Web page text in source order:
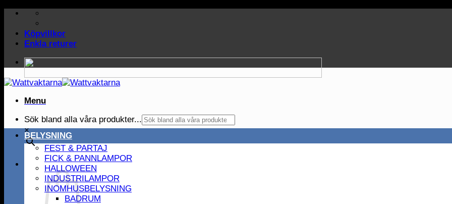
Skip
contentKöpvillkor
Enkla returer
Menu
Sök bland alla våra produkter...
×
BELYSNING
FEST & PARTAJ
FICK & PANNLAMPOR
HALLOWEEN
INDUSTRILAMPOR
INOMHUSBELYSNING
BADRUM